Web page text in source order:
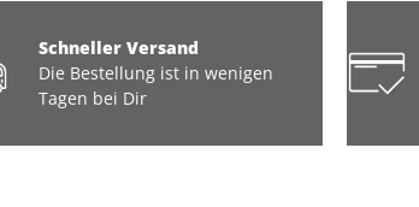
Schneller Versand
Die Bestellung ist in wenigen
Tagen bei Dir